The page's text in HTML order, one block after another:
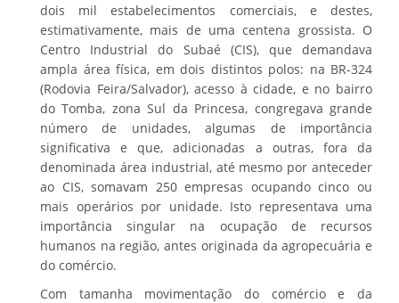
dois mil estabelecimentos comerciais, e destes,
estimativamente, mais de uma centena grossista. O
Centro Industrial do Subaé (CIS), que demandava
ampla área física, em dois distintos polos: na BR-324
(Rodovia Feira/Salvador), acesso à cidade, e no bairro
do Tomba, zona Sul da Princesa, congregava grande
número de unidades, algumas de importância
significativa e que, adicionadas a outras, fora da
denominada área industrial, até mesmo por anteceder
ao CIS, somavam 250 empresas ocupando cinco ou
mais operários por unidade. Isto representava uma
importância singular na ocupação de recursos
humanos na região, antes originada da agropecuária e
do comércio.
Com tamanha movimentação do comércio e da